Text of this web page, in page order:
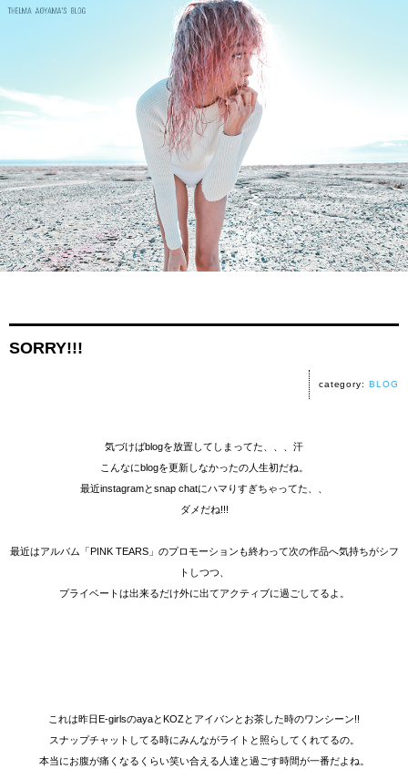
SORRY!!!
category: BLOG
気づけばblogを放置してしまってた、、、汗
こんなにblogを更新しなかったの人生初だね。
最近instagramとsnap chatにハマりすぎちゃってた、、
ダメだね!!!
最近はアルバム「PINK TEARS」のプロモーションも終わって次の作品へ気持ちがシフ
トしつつ、
プライベートは出来るだけ外に出てアクティブに過ごしてるよ。
これは昨日E-girlsのayaとKOZとアイバンとお茶した時のワンシーン!!
スナップチャットしてる時にみんながライトと照らしてくれてるの。
本当にお腹が痛くなるくらい笑い合える人達と過ごす時間が一番だよね。